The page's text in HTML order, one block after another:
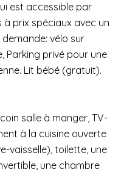
est accessible par
à prix spéciaux avec un
vélo sur
Parking privé pour une
Lit bébé (gratuit).
salle à manger, TV-
à la cuisine ouverte
vaisselle), toilette, une
une chambre